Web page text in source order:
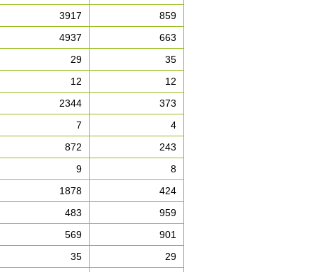
3917
859
4937
663
29
35
12
12
2344
373
7
4
872
243
9
8
1878
424
483
959
569
901
35
29